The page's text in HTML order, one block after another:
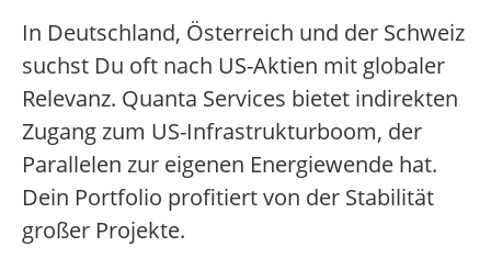
In Deutschland, Österreich und der Schweiz
suchst Du oft nach US-Aktien mit globaler
Relevanz. Quanta Services bietet indirekten
Zugang zum US-Infrastrukturboom, der
Parallelen zur eigenen Energiewende hat.
Dein Portfolio profitiert von der Stabilität
großer Projekte.